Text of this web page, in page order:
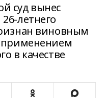
суд вынес
летнего
виновным
применением
в качестве